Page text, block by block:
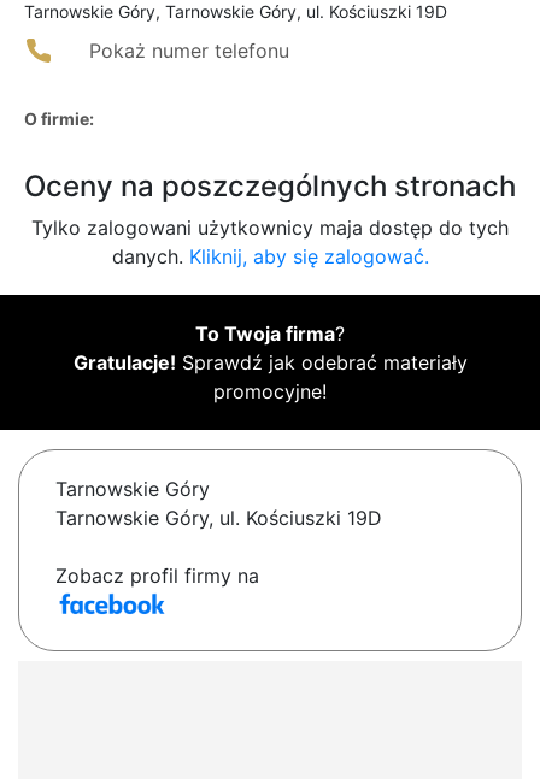
Tarnowskie Góry, Tarnowskie Góry, ul. Kościuszki 19D
Pokaż numer telefonu
O firmie:
Oceny na poszczególnych stronach
Tylko zalogowani użytkownicy maja dostęp do tych
danych. Kliknij, aby się zalogować.
To Twoja firma?
Gratulacje! Sprawdź jak odebrać materiały
promocyjne!
Tarnowskie Góry
Tarnowskie Góry, ul. Kościuszki 19D
Zobacz profil firmy na